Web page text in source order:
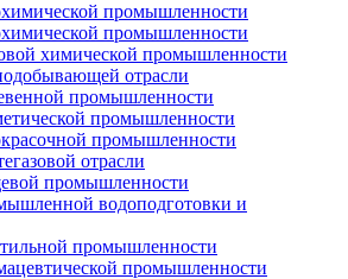
промышленности
промышленности
химической промышленности
отрасли
промышленности
промышленности
промышленности
отрасли
промышленности
водоподготовки и
промышленности
промышленности